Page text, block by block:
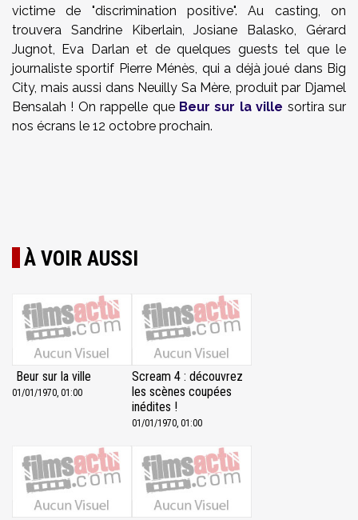
victime de "discrimination positive". Au casting, on
trouvera Sandrine Kiberlain, Josiane Balasko, Gérard
Jugnot, Eva Darlan et de quelques guests tel que le
journaliste sportif Pierre Ménès, qui a déjà joué dans Big
City, mais aussi dans Neuilly Sa Mère, produit par Djamel
Bensalah ! On rappelle que Beur sur la ville sortira sur
nos écrans le 12 octobre prochain.
À VOIR AUSSI
Beur sur la ville
01/01/1970, 01:00
Scream 4 : découvrez
les scènes coupées
inédites !
01/01/1970, 01:00